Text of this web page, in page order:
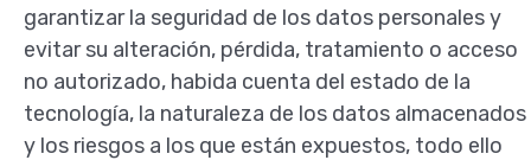
garantizar la seguridad de los datos personales y
evitar su alteración, pérdida, tratamiento o acceso
no autorizado, habida cuenta del estado de la
tecnología, la naturaleza de los datos almacenados
y los riesgos a los que están expuestos, todo ello